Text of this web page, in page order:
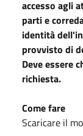
accesso agli
parti e
identità
provvisto di
Deve essere
richiesta.
Come fare
Scaricare il